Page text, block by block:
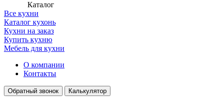
Каталог
Все кухни
Каталог кухонь
Кухни на заказ
Купить кухню
Мебель для кухни
О компании
Контакты
Обратный звонок Калькулятор